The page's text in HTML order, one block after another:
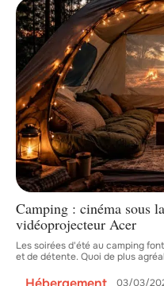
Camping : cinéma sous
vidéoprojecteur Acer
Les soirées d'été au camping
et de détente. Quoi de plus
03/03/